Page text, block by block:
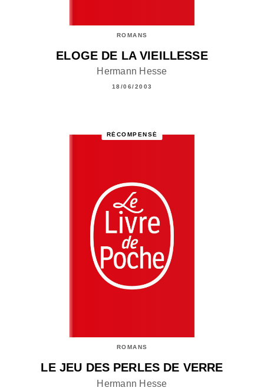
ROMANS
ELOGE DE LA VIEILLESSE
Hermann Hesse
18/06/2003
RÉCOMPENSÉ
ROMANS
LE JEU DES PERLES DE VERRE
Hermann Hesse